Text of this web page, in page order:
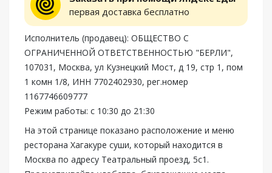
первая доставка бесплатно
Исполнитель (продавец): ОБЩЕСТВО С
ОГРАНИЧЕННОЙ ОТВЕТСТВЕННОСТЬЮ "БЕРЛИ",
107031, Москва, ул Кузнецкий Мост, д 19, стр 1, пом
1 комн 1/8, ИНН 7702402930, рег.номер
1167746609777
Режим работы: с 10:30 до 21:30
На этой странице показано расположение и меню
ресторана Хагакуре суши, который находится в
Москва по адресу Театральный проезд, 5с1.